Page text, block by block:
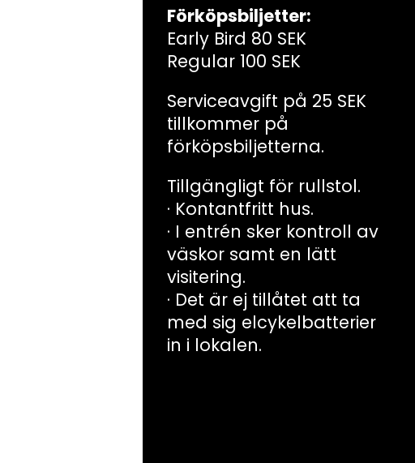
Förköpsbiljetter:
Early Bird 80 SEK
Regular 100 SEK
Serviceavgift på 25 SEK
tillkommer på
förköpsbiljetterna.
Tillgängligt för rullstol.
· Kontantfritt hus.
· I entrén sker kontroll av
väskor samt en lätt
visitering.
· Det är ej tillåtet att ta
med sig elcykelbatterier
in i lokalen.